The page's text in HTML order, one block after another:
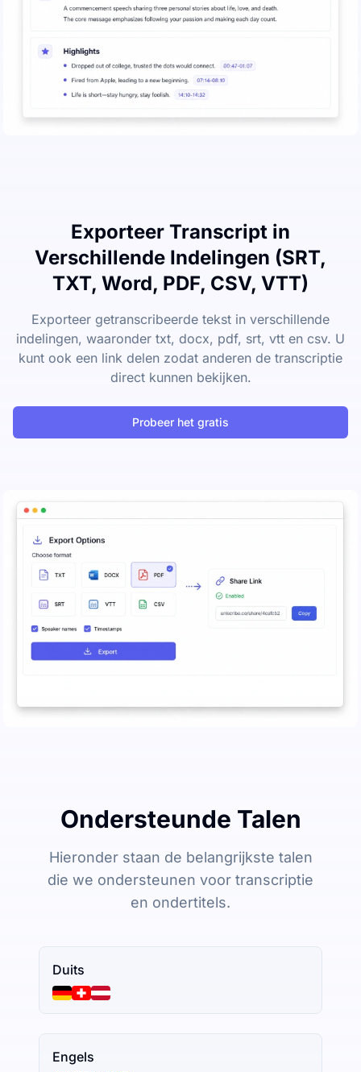
Exporteer Transcript in
Verschillende Indelingen (SRT,
TXT, Word, PDF, CSV, VTT)
Exporteer getranscribeerde tekst in verschillende
indelingen, waaronder txt, docx, pdf, srt, vtt en csv. U
kunt ook een link delen zodat anderen de transcriptie
direct kunnen bekijken.
Probeer het gratis
Ondersteunde Talen
Hieronder staan de belangrijkste talen
die we ondersteunen voor transcriptie
en ondertitels.
Duits
Engels